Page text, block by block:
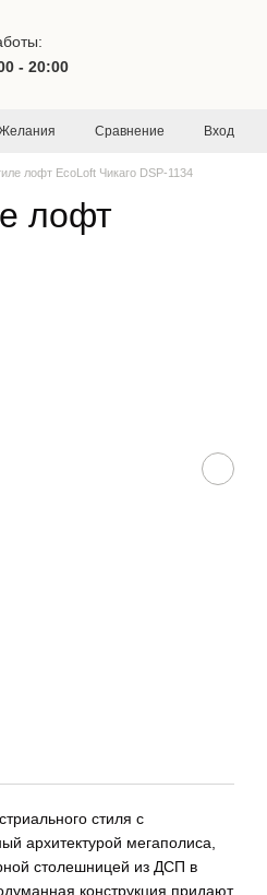
- 20:00
Сравнение Вход
лофт EcoLoft Чикаго DSP-1134
лофт
стиля с
архитектурой мегаполиса,
столешницей из ДСП в
конструкция придают